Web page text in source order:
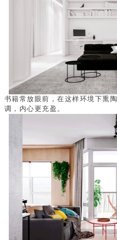
书籍常放眼前，在这样环境下熏
调，内心更充盈。